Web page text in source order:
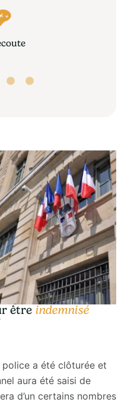
être indemnisé
police a été clôturée et
aura été saisi de
d’un certains nombres